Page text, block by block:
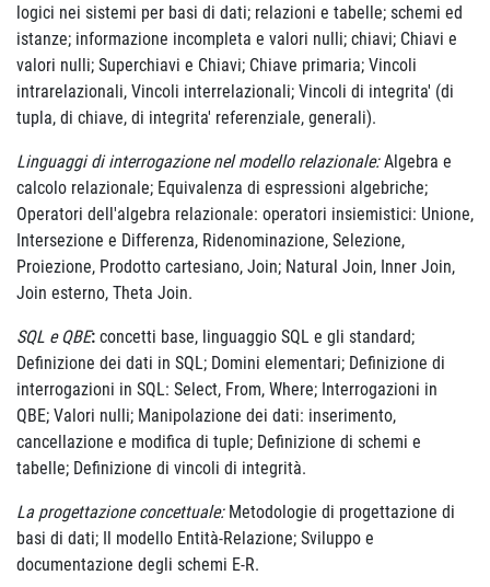
logici nei sistemi per basi di dati; relazioni e tabelle; schemi ed
istanze; informazione incompleta e valori nulli; chiavi; Chiavi e
valori nulli; Superchiavi e Chiavi; Chiave primaria; Vincoli
intrarelazionali, Vincoli interrelazionali; Vincoli di integrita' (di
tupla, di chiave, di integrita' referenziale, generali).
Linguaggi di interrogazione nel modello relazionale: Algebra e
calcolo relazionale; Equivalenza di espressioni algebriche;
Operatori dell'algebra relazionale: operatori insiemistici: Unione,
Intersezione e Differenza, Ridenominazione, Selezione,
Proiezione, Prodotto cartesiano, Join; Natural Join, Inner Join,
Join esterno, Theta Join.
SQL e QBE: concetti base, linguaggio SQL e gli standard;
Definizione dei dati in SQL; Domini elementari; Definizione di
interrogazioni in SQL: Select, From, Where; Interrogazioni in
QBE; Valori nulli; Manipolazione dei dati: inserimento,
cancellazione e modifica di tuple; Definizione di schemi e
tabelle; Definizione di vincoli di integrità.
La progettazione concettuale:Metodologie di progettazione di
basi di dati; Il modello Entità-Relazione; Sviluppo e
documentazione degli schemi E-R.